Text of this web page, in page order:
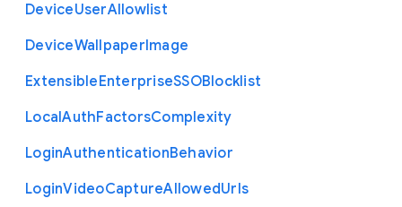
DeviceUserAllowlist
DeviceWallpaperImage
ExtensibleEnterpriseSSOBlocklist
LocalAuthFactorsComplexity
LoginAuthenticationBehavior
LoginVideoCaptureAllowedUrls